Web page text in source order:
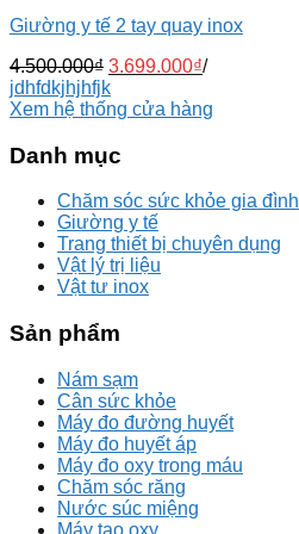
Giường y tế 2 tay quay inox
4.500.000₫ 3.699.000₫/
jdhfdkjhjhfjk
Xem hệ thống cửa hàng
Danh mục
Chăm sóc sức khỏe gia đình
Giường y tế
Trang thiết bị chuyên dụng
Vật lý trị liệu
Vật tư inox
Sản phẩm
Nám sạm
Cân sức khỏe
Máy đo đường huyết
Máy đo huyết áp
Máy đo oxy trong máu
Chăm sóc răng
Nước súc miệng
Máy tạo oxy